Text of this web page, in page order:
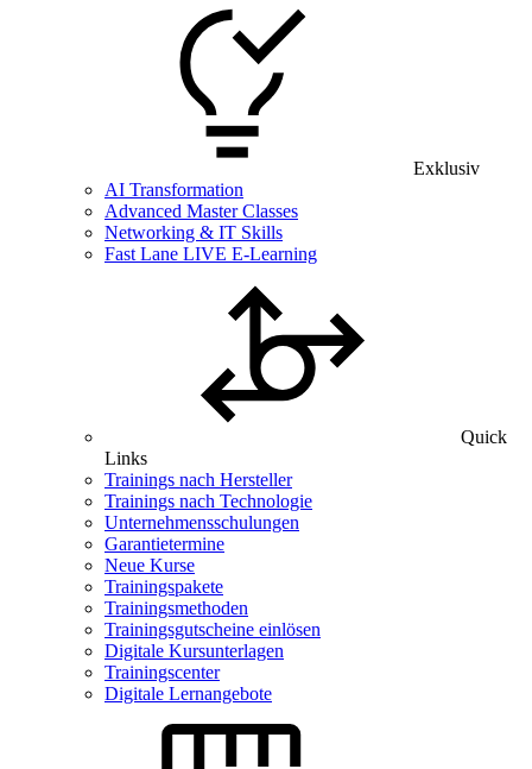
Exklusiv
AI Transformation
Advanced Master Classes
Networking & IT Skills
Fast Lane LIVE E-Learning
Quick
Links
Trainings nach Hersteller
Trainings nach Technologie
Unternehmensschulungen
Garantietermine
Neue Kurse
Trainingspakete
Trainingsmethoden
Trainingsgutscheine einlösen
Digitale Kursunterlagen
Trainingscenter
Digitale Lernangebote